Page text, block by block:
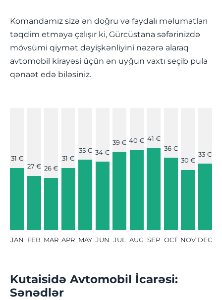
Komandamız sizə ən doğru və faydalı məlumatları
təqdim etməyə çalışır ki, Gürcüstana səfərinizdə
mövsümi qiymət dəyişkənliyini nəzərə alaraq
avtomobil kirayəsi üçün ən uyğun vaxtı seçib pula
qənaət edə biləsiniz.
31 €
JAN
27 €
FEB
26 €
MAR
31 €
APR
35 €
MAY
34 €
JUN
39 €
JUL
40 €
AUG
41 €
SEP
36 €
OCT
30 €
NOV
33 €
DEC
Kutaisidə Avtomobil İcarəsi:
Sənədlər